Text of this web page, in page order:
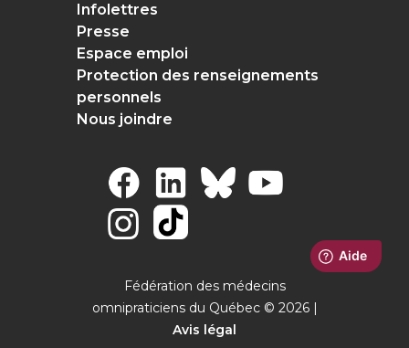
Infolettres
Presse
Espace emploi
Protection des renseignements
personnels
Nous joindre
Fédération des médecins
omnipraticiens du Québec © 2026 |
Avis légal